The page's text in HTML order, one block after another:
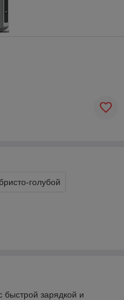
голубой
быстрой зарядкой и